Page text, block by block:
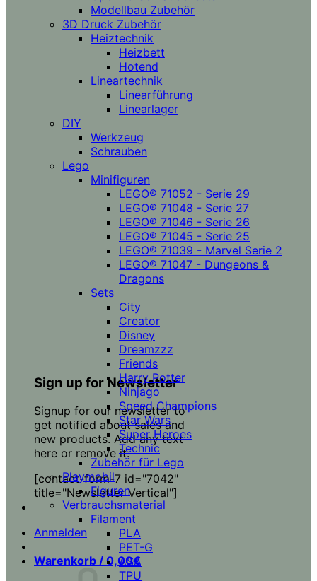
Sign up for Newsletter
Signup for our newsletter to
get notified about sales and
new products. Add any text
here or remove it.
[contact-form-7 id="7042"
title="Newsletter Vertical"]
Anmelden
Warenkorb / 0,00€
Modellbau Zubehör
3D Druck Zubehör
Heiztechnik
Heizbett
Hotend
Lineartechnik
Linearführung
Linearlager
DIY
Werkzeug
Schrauben
Lego
Minifiguren
LEGO® 71052 - Serie 29
LEGO® 71048 - Serie 27
LEGO® 71046 - Serie 26
LEGO® 71045 - Serie 25
LEGO® 71039 - Marvel Serie 2
LEGO® 71047 - Dungeons &
Dragons
Sets
City
Creator
Disney
Dreamzzz
Friends
Harry Potter
Ninjago
Speed Champions
Star Wars
Super Heroes
Technic
Zubehör für Lego
Playmobil
Figuren
Verbrauchsmaterial
Filament
PLA
PET-G
ASA
TPU